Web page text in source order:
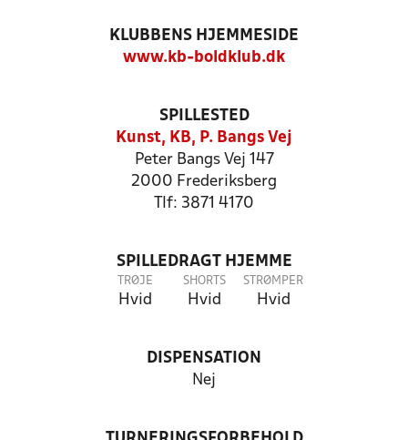
KLUBBENS HJEMMESIDE
www.kb-boldklub.dk
SPILLESTED
Kunst, KB, P. Bangs Vej
Peter Bangs Vej 147
2000 Frederiksberg
Tlf: 3871 4170
SPILLEDRAGT HJEMME
TRØJE
Hvid
SHORTS
Hvid
STRØMPER
Hvid
DISPENSATION
Nej